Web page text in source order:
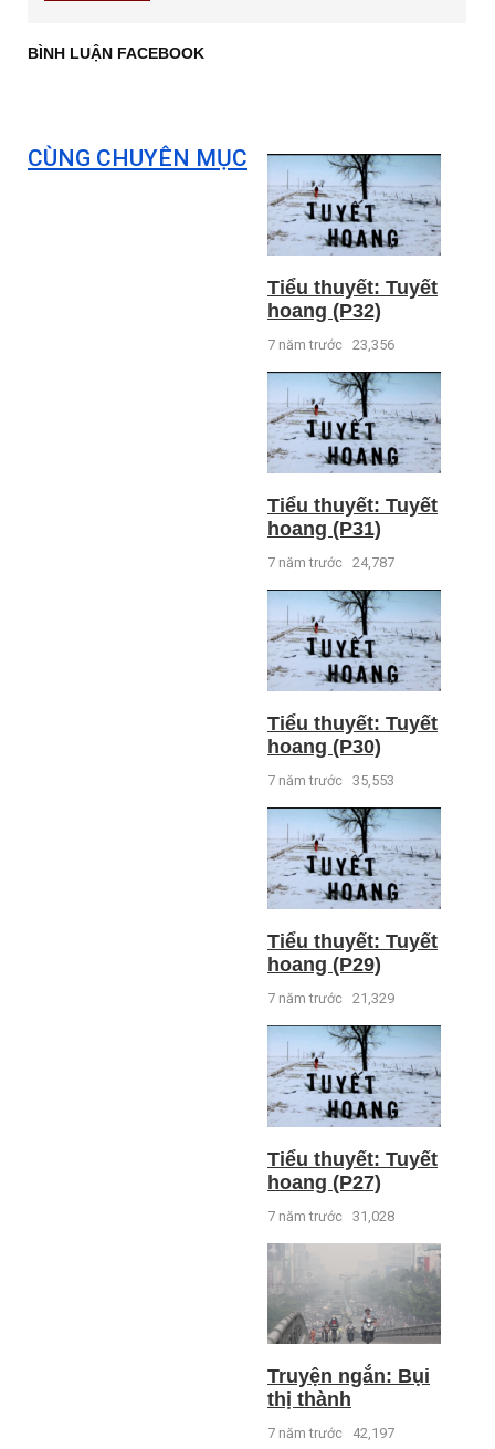
BÌNH LUẬN FACEBOOK
CÙNG CHUYÊN MỤC
Tiểu thuyết: Tuyết
hoang (P32)
7 năm trước 23,356
Tiểu thuyết: Tuyết
hoang (P31)
7 năm trước 24,787
Tiểu thuyết: Tuyết
hoang (P30)
7 năm trước 35,553
Tiểu thuyết: Tuyết
hoang (P29)
7 năm trước 21,329
Tiểu thuyết: Tuyết
hoang (P27)
7 năm trước 31,028
Truyện ngắn: Bụi
thị thành
7 năm trước 42,197